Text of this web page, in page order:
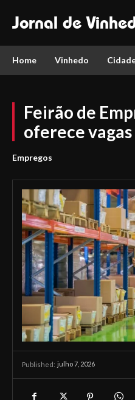
Jornal de
Home Vinhedo
Feirão de
oferece
Empregos
Published: julho 7, 2026